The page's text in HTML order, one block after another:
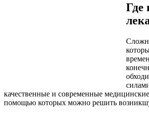
Где
качественные и современные
помощью которых можно решить